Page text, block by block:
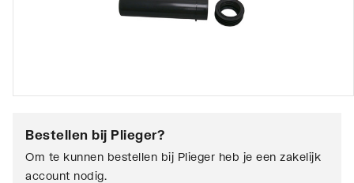
Bestellen bij Plieger?
Om te kunnen bestellen bij Plieger heb je een zakelijk
account nodig.